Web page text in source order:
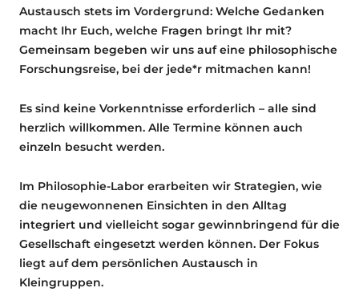
Austausch stets im Vordergrund: Welche Gedanken
macht Ihr Euch, welche Fragen bringt Ihr mit?
Gemeinsam begeben wir uns auf eine philosophische
Forschungsreise, bei der jede*r mitmachen kann!
Es sind keine Vorkenntnisse erforderlich – alle sind
herzlich willkommen. Alle Termine können auch
einzeln besucht werden.
Im Philosophie-Labor erarbeiten wir Strategien, wie
die neugewonnenen Einsichten in den Alltag
integriert und vielleicht sogar gewinnbringend für die
Gesellschaft eingesetzt werden können. Der Fokus
liegt auf dem persönlichen Austausch in
Kleingruppen.